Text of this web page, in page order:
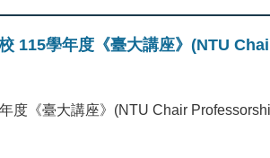
115學年度《臺大講座》(NTU
度《臺大講座》(NTU Chair